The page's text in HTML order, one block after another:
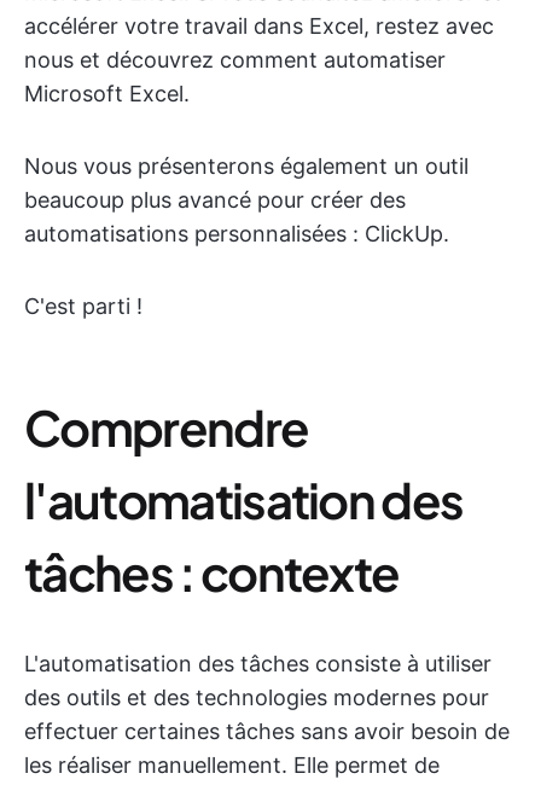
accélérer votre travail dans Excel, restez avec
nous et découvrez comment automatiser
Microsoft Excel.
Nous vous présenterons également un outil
beaucoup plus avancé pour créer des
automatisations personnalisées : ClickUp.
C'est parti !
Comprendre
l'automatisation des
tâches : contexte
L'automatisation des tâches consiste à utiliser
des outils et des technologies modernes pour
effectuer certaines tâches sans avoir besoin de
les réaliser manuellement. Elle permet de